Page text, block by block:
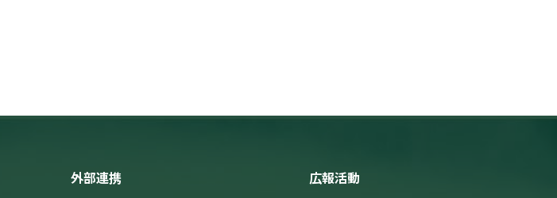
外部連携 広報活動